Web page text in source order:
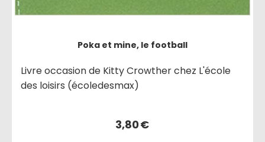
Poka et mine, le football
Livre occasion de Kitty Crowther chez L'école
des loisirs (écoledesmax)
3,80€